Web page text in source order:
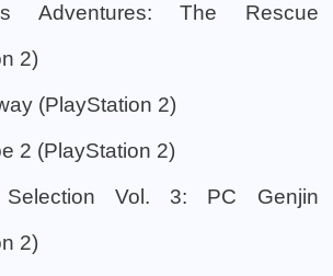
Adventures: The Rescue
2)
(PlayStation 2)
2 (PlayStation 2)
Selection Vol. 3: PC Genjin
2)